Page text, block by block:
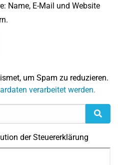
Name, E-Mail und Website
um Spam zu reduzieren.
verarbeitet werden.
der Steuererklärung